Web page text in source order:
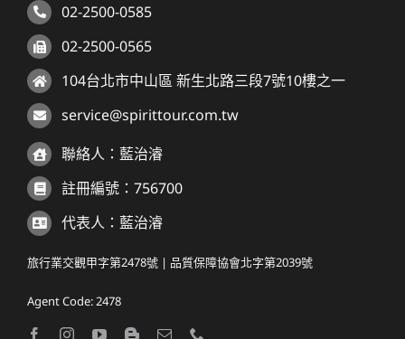
02-2500-0585
02-2500-0565
104台北市中山區 新生北路三段7號10樓之一
service@spirittour.com.tw
聯絡人：藍治濬
註冊編號：756700
代表人：藍治濬
旅行業交觀甲字第2478號 | 品質保障協會北字第2039號
Agent Code: 2478